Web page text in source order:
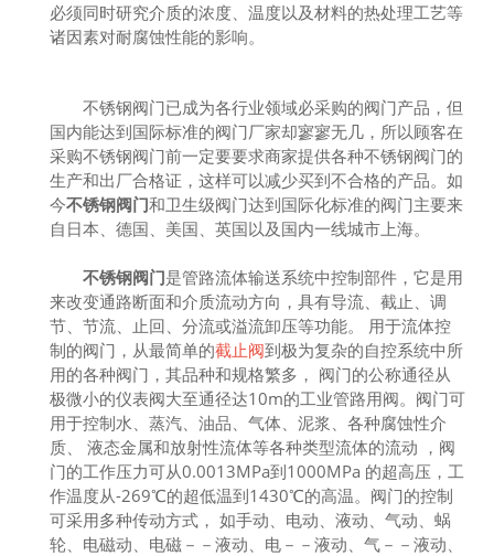
必须同时研究介质的浓度、温度以及材料的热处理工艺等
诸因素对耐腐蚀性能的影响。
不锈钢阀门已成为各行业领域必采购的阀门产品，但
国内能达到国际标准的阀门厂家却寥寥无几，所以顾客在
采购不锈钢阀门前一定要要求商家提供各种不锈钢阀门的
生产和出厂合格证，这样可以减少买到不合格的产品。如
今不锈钢阀门和卫生级阀门达到国际化标准的阀门主要来
自日本、德国、美国、英国以及国内一线城市上海。
不锈钢阀门是管路流体输送系统中控制部件，它是用
来改变通路断面和介质流动方向，具有导流、截止、调
节、节流、止回、分流或溢流卸压等功能。 用于流体控
制的阀门，从最简单的截止阀到极为复杂的自控系统中所
用的各种阀门，其品种和规格繁多， 阀门的公称通径从
极微小的仪表阀大至通径达10m的工业管路用阀。阀门可
用于控制水、蒸汽、油品、气体、泥浆、各种腐蚀性介
质、 液态金属和放射性流体等各种类型流体的流动 ，阀
门的工作压力可从0.0013MPa到1000MPa 的超高压，工
作温度从-269℃的超低温到1430℃的高温。阀门的控制
可采用多种传动方式， 如手动、电动、液动、气动、蜗
轮、电磁动、电磁－－液动、电－－液动、气－－液动、